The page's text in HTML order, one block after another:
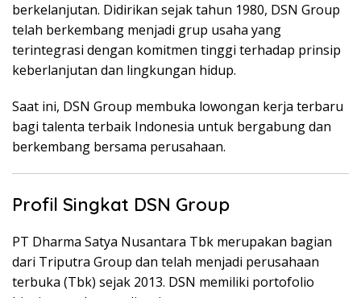
berkelanjutan. Didirikan sejak tahun 1980, DSN Group
telah berkembang menjadi grup usaha yang
terintegrasi dengan komitmen tinggi terhadap prinsip
keberlanjutan dan lingkungan hidup.
Saat ini, DSN Group membuka lowongan kerja terbaru
bagi talenta terbaik Indonesia untuk bergabung dan
berkembang bersama perusahaan.
Profil Singkat DSN Group
PT Dharma Satya Nusantara Tbk merupakan bagian
dari Triputra Group dan telah menjadi perusahaan
terbuka (Tbk) sejak 2013. DSN memiliki portofolio